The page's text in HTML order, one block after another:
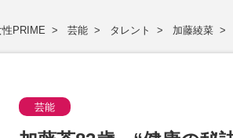
PRIME 芸能 タレント 加藤綾菜
芸能